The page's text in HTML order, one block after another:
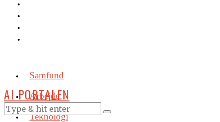
Samfund
Arbejde
Teknologi
AI PORTALEN